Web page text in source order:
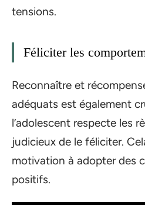
tensions.
Féliciter les
Reconnaître et
adéquats est également
l’adolescent respecte les
judicieux de le féliciter.
motivation à adopter des
positifs.